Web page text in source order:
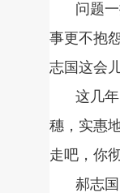
问题
事更不抱
志国这会
这几
穗，实惠
走吧，你
郝志